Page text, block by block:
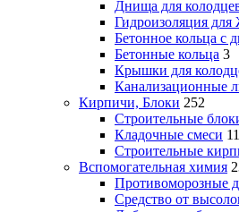
Днища для
Гидроизоляция
Бетонное кольца с
Бетонные кольца 3
Крышки для
Канализационные
Кирпичи, Блоки 252
Строительные
Кладочные смеси 11
Строительные
Вспомогательная химия
Противоморозные
Средство от